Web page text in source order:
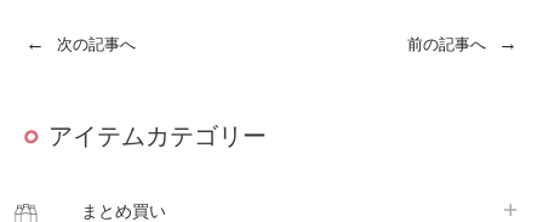
← 次の記事へ 前の記事へ →
アイテムカテゴリー
まとめ買い